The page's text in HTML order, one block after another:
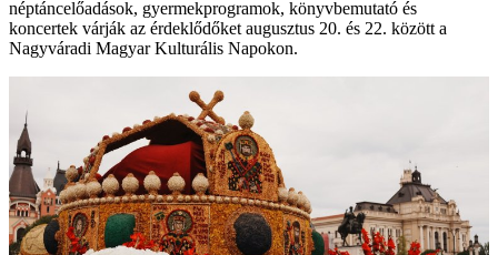
néptáncelőadások, gyermekprogramok, könyvbemutató és
koncertek várják az érdeklődőket augusztus 20. és 22. között a
Nagyváradi Magyar Kulturális Napokon.